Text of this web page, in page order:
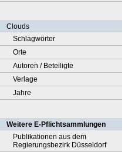
Clouds
Schlagwörter
Orte
Autoren / Beteiligte
Verlage
Jahre
Weitere E-Pflichtsammlungen
Publikationen aus dem
Regierungsbezirk Düsseldorf